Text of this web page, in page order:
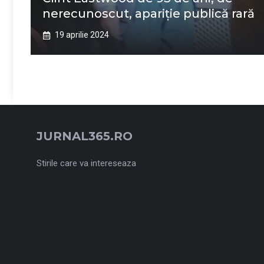
nerecunoscut, apariție publică rară
19 aprilie 2024
JURNAL365.RO
Stirile care va intereseaza